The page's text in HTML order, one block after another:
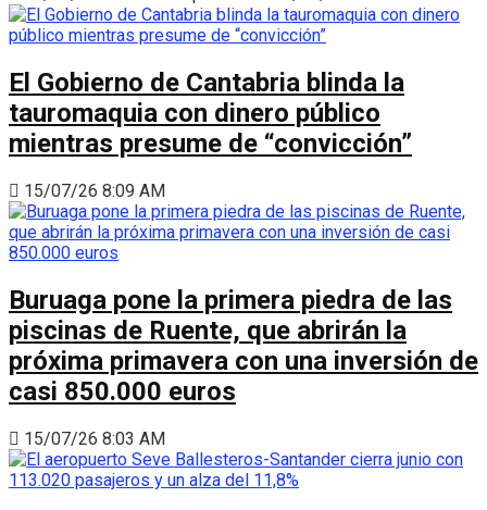
El Gobierno de Cantabria blinda la
tauromaquia con dinero público
mientras presume de “convicción”
15/07/26 8:09 AM
Buruaga pone la primera piedra de las
piscinas de Ruente, que abrirán la
próxima primavera con una inversión de
casi 850.000 euros
15/07/26 8:03 AM